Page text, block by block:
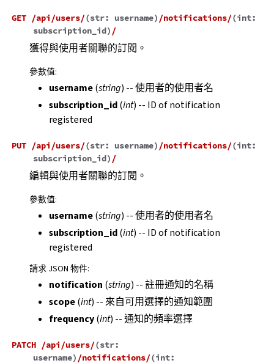
GET /api/users/(str: username) /notifications/(int:
subscription_id) /
獲得與使用者關聯的訂閱。
參數值:
username(string) -- 使用者的使用者名
subscription_id(int) -- ID of notification
registered
PUT /api/users/(str: username) /notifications/(int:
subscription_id) /
編輯與使用者關聯的訂閱。
參數值:
username(string) -- 使用者的使用者名
subscription_id(int) -- ID of notification
registered
請求 JSON 物件:
notification (string) -- 註冊通知的名稱
scope(int) -- 來自可用選擇的通知範圍
frequency(int) -- 通知的頻率選擇
PATCH /api/users/(str:
username) /notifications/(int: